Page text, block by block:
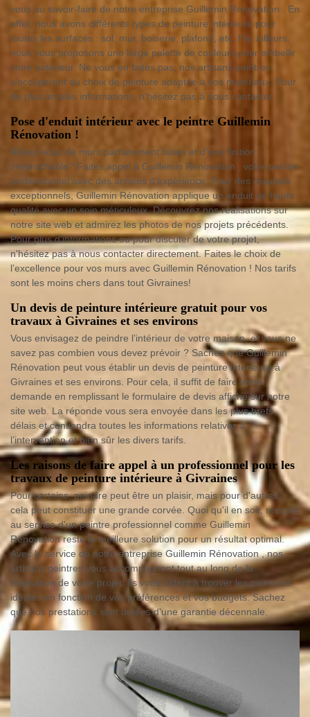
vous au savoir-faire de notre entreprise Guillemin Rénovation . En
effet, nous avons différents types de peinture intérieure pour
toutes les surfaces : sol, mur, boiserie, plafond, etc. Par ailleurs,
nous vous proposons une large palette de couleurs pour embellir
votre extérieur. Ne vous en faites pas, nos artisans peintres
s’occuperont du choix de peinture adaptée à vos matériaux. Pour
de plus amples informations, n’hésitez pas à nous contacter.
Pose d'enduit intérieur avec le peintre Guillemin
Rénovation !
Rêvez-vous de murs parfaitement lisses et d'une finition
irréprochable? Faites appel à Guillemin Rénovation , votre peintre
professionnel avec des années d'expérience. Pour des résultats
exceptionnels, Guillemin Rénovation applique un enduit de haute
qualité avec un soin méticuleux. Découvrez nos réalisations sur
notre site web et admirez les photos de nos projets précédents.
Pour plus d'informations ou pour discuter de votre projet,
n'hésitez pas à nous contacter directement. Faites le choix de
l’excellence pour vos murs avec Guillemin Rénovation ! Nos tarifs
sont les moins chers dans tout Givraines!
Un devis de peinture intérieure gratuit pour vos
travaux à Givraines et ses environs
Vous envisagez de peindre l’intérieur de votre maison, et vous ne
savez pas combien vous devez prévoir ? Sachez que Guillemin
Rénovation peut vous établir un devis de peinture intérieure à
Givraines et ses environs. Pour cela, il suffit de faire votre
demande en remplissant le formulaire de devis affiché sur notre
site web. La réponde vous sera envoyée dans les plus brefs
délais et contiendra toutes les informations relatives à
l’intervention et bien sûr les divers tarifs.
Les raisons de faire appel à un professionnel pour les
travaux de peinture intérieure à Givraines
Pour certains, peindre peut être un plaisir, mais pour d'autres,
cela peut constituer une grande corvée. Quoi qu'il en soit, recourir
au service d'un peintre professionnel comme Guillemin
Rénovation reste la meilleure solution pour un résultat optimal.
Avec le service de notre entreprise Guillemin Rénovation , nos
artisans peintres vous accompagnent tout au long de la
réalisation de votre projet. Ils vous aident à trouver les peintures
idéales en fonction de vos préférences et vos budgets. Sachez
que nos prestations sont dotées d'une garantie décennale.